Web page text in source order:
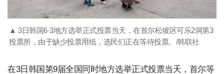
▲ 3日韩国6·3地方选举正式投票当天，在首尔松坡区可乐2洞第3
投票所，由于缺少投票用纸，选民们正在等待投票。/韩联社
在3日韩国第9届全国同时地方选举正式投票当天，首尔等